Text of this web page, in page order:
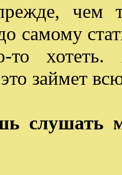
чем
самому
то
займет
слушать